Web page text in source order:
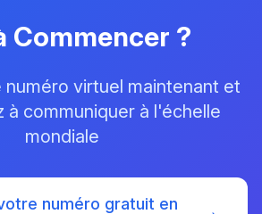
Commencer ?
virtuel maintenant et
à communiquer à l'échelle
mondiale
numéro gratuit en